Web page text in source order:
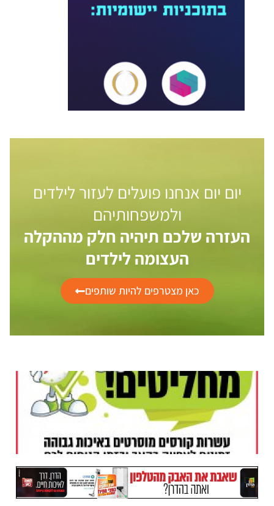
יום יום אנחנו פועלים לעזור לילדים
ולמשפחותיהם
העזרה שלכם תיהיה חלק מההקלה
העצומה לילדים
כאן מצטרפים להיות שותפים